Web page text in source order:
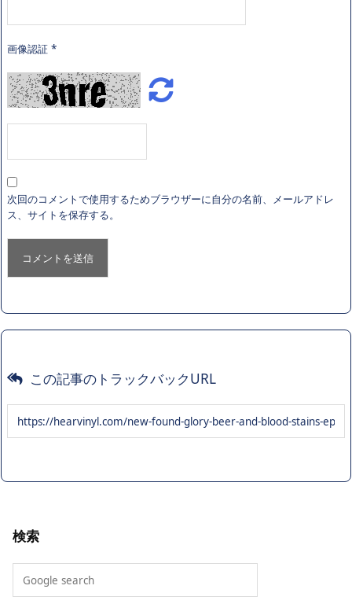
画像認証 *
次回のコメントで使用するためブラウザーに自分の名前、メールアドレ
ス、サイトを保存する。
この記事のトラックバックURL
検索